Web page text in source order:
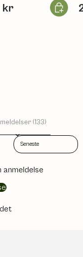
kr Læg i
(133)
Sort reviews by